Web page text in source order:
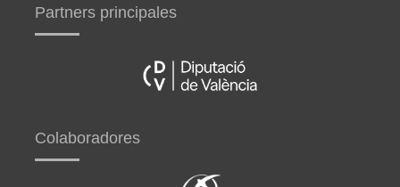
Partners principales
Colaboradores